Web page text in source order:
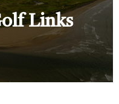
Links